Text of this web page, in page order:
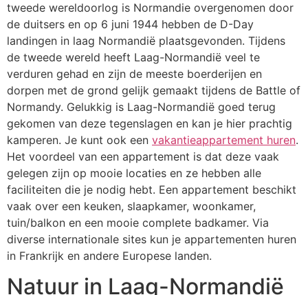
tweede wereldoorlog is Normandie overgenomen door
de duitsers en op 6 juni 1944 hebben de D-Day
landingen in laag Normandië plaatsgevonden. Tijdens
de tweede wereld heeft Laag-Normandië veel te
verduren gehad en zijn de meeste boerderijen en
dorpen met de grond gelijk gemaakt tijdens de Battle of
Normandy. Gelukkig is Laag-Normandië goed terug
gekomen van deze tegenslagen en kan je hier prachtig
kamperen. Je kunt ook een vakantieappartement huren.
Het voordeel van een appartement is dat deze vaak
gelegen zijn op mooie locaties en ze hebben alle
faciliteiten die je nodig hebt. Een appartement beschikt
vaak over een keuken, slaapkamer, woonkamer,
tuin/balkon en een mooie complete badkamer. Via
diverse internationale sites kun je appartementen huren
in Frankrijk en andere Europese landen.
Natuur in Laag-Normandië